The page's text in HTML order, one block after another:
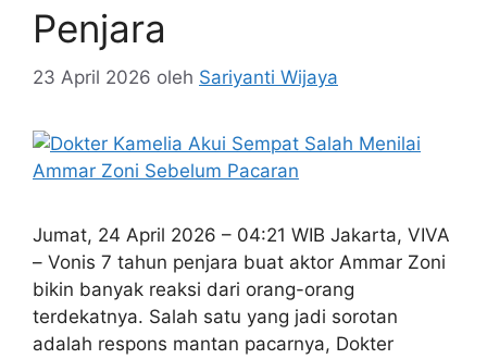
Penjara
23 April 2026 oleh Sariyanti Wijaya
Jumat, 24 April 2026 – 04:21 WIB Jakarta, VIVA
– Vonis 7 tahun penjara buat aktor Ammar Zoni
bikin banyak reaksi dari orang-orang
terdekatnya. Salah satu yang jadi sorotan
adalah respons mantan pacarnya, Dokter